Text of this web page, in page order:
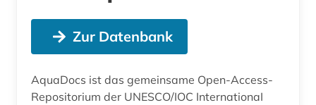
Zur Datenbank
AquaDocs ist das gemeinsame Open-Access-
Repositorium der UNESCO/IOC InternationaI